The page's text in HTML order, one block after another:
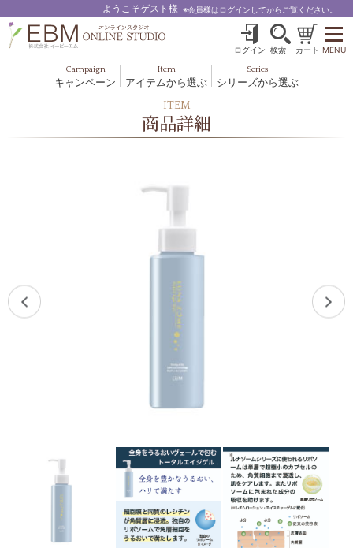
ようこそゲスト様 ※会員様はログインしてからご覧ください。
ログイン 検索 カート
Campaign
キャンペーン
Item
アイテムから選ぶ
健美食品
Series
シリーズから選ぶ
ブルームオーラ.
ナチュラルバイブレーション.28
マザーズエンブレイス
SAVC
ラボライン
ローズガルヴァーニ
ミライワ
E.E
セブンセンシズ
MENU
ITEM
商品詳細